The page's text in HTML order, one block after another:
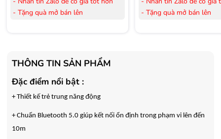
- Tặng quà mở bán lên
- Tặng Voucher trị giá 150.000đ
mua Máy lọc Không khí
- Cam kết hàng mới 100%.
- Lắp đặt, HDSD tại nhà nội thành
- Vận chuyển Toàn Quốc.
- Bảo hành 24 tháng chính hãng
- Tặng quà mở bán lên
- Vận chuyển Toàn Quốc.
THÔNG TIN SẢN PHẨM
Đặc điểm nổi bật :
+ Thiết kế trẻ trung năng động
+ Chuẩn Bluetooth 5.0 giúp kết nối ổn định trong phạm vi lên đến
10m